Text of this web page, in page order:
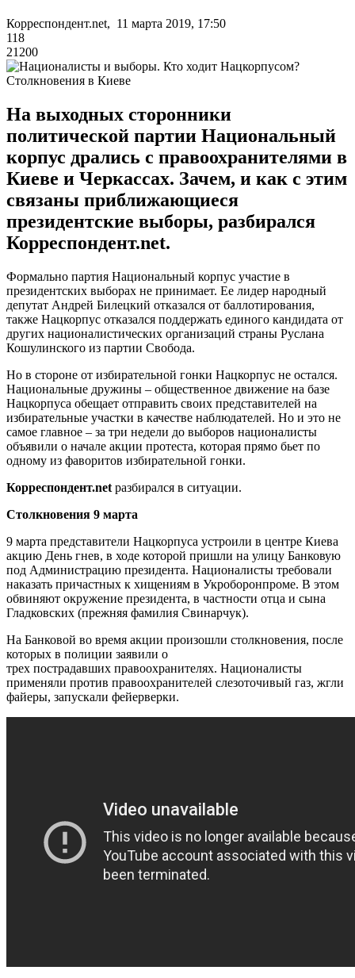
Корреспондент.net, 11 марта 2019, 17:50
118
21200
Столкновения в Киеве
На выходных сторонники
политической партии Национальный
корпус дрались с правоохранителями в
Киеве и Черкассах. Зачем, и как с этим
связаны приближающиеся
президентские выборы, разбирался
Корреспондент.net.
Формально партия Национальный корпус участие в
президентских выборах не принимает. Ее лидер народный
депутат Андрей Билецкий отказался от баллотирования,
также Нацкорпус отказался поддержать единого кандидата от
других националистических организаций страны Руслана
Кошулинского из партии Свобода.
Но в стороне от избирательной гонки Нацкорпус не остался.
Национальные дружины – общественное движение на базе
Нацкорпуса обещает отправить своих представителей на
избирательные участки в качестве наблюдателей. Но и это не
самое главное – за три недели до выборов националисты
объявили о начале акции протеста, которая прямо бьет по
одному из фаворитов избирательной гонки.
Корреспондент.net разбирался в ситуации.
Столкновения 9 марта
9 марта представители Нацкорпуса устроили в центре Киева
акцию День гнев, в ходе которой пришли на улицу Банковую
под Администрацию президента. Националисты требовали
наказать причастных к хищениям в Укроборонпроме. В этом
обвиняют окружение президента, в частности отца и сына
Гладковских (прежняя фамилия Свинарчук).
На Банковой во время акции произошли столкновения, после
которых в полиции заявили о
трех пострадавших правоохранителях. Националисты
применяли против правоохранителей слезоточивый газ, жгли
файеры, запускали фейерверки.